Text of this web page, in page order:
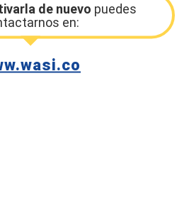
de nuevo puedes
en: